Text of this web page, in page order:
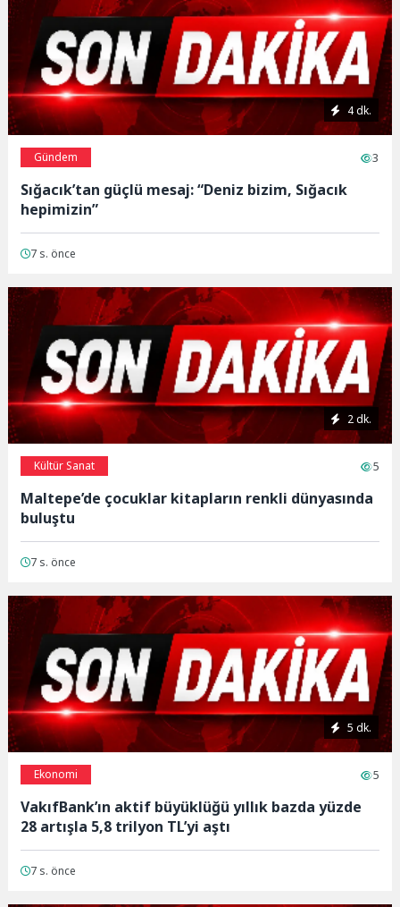
4 dk.
Gündem 3
Sığacık’tan güçlü mesaj: “Deniz bizim, Sığacık
hepimizin”
7 s. önce
2 dk.
Kültür Sanat 5
Maltepe’de çocuklar kitapların renkli dünyasında
buluştu
7 s. önce
5 dk.
Ekonomi 5
VakıfBank’ın aktif büyüklüğü yıllık bazda yüzde
28 artışla 5,8 trilyon TL’yi aştı
7 s. önce